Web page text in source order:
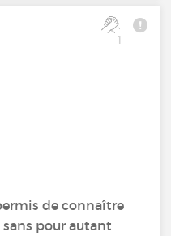
1
de connaître
pour autant